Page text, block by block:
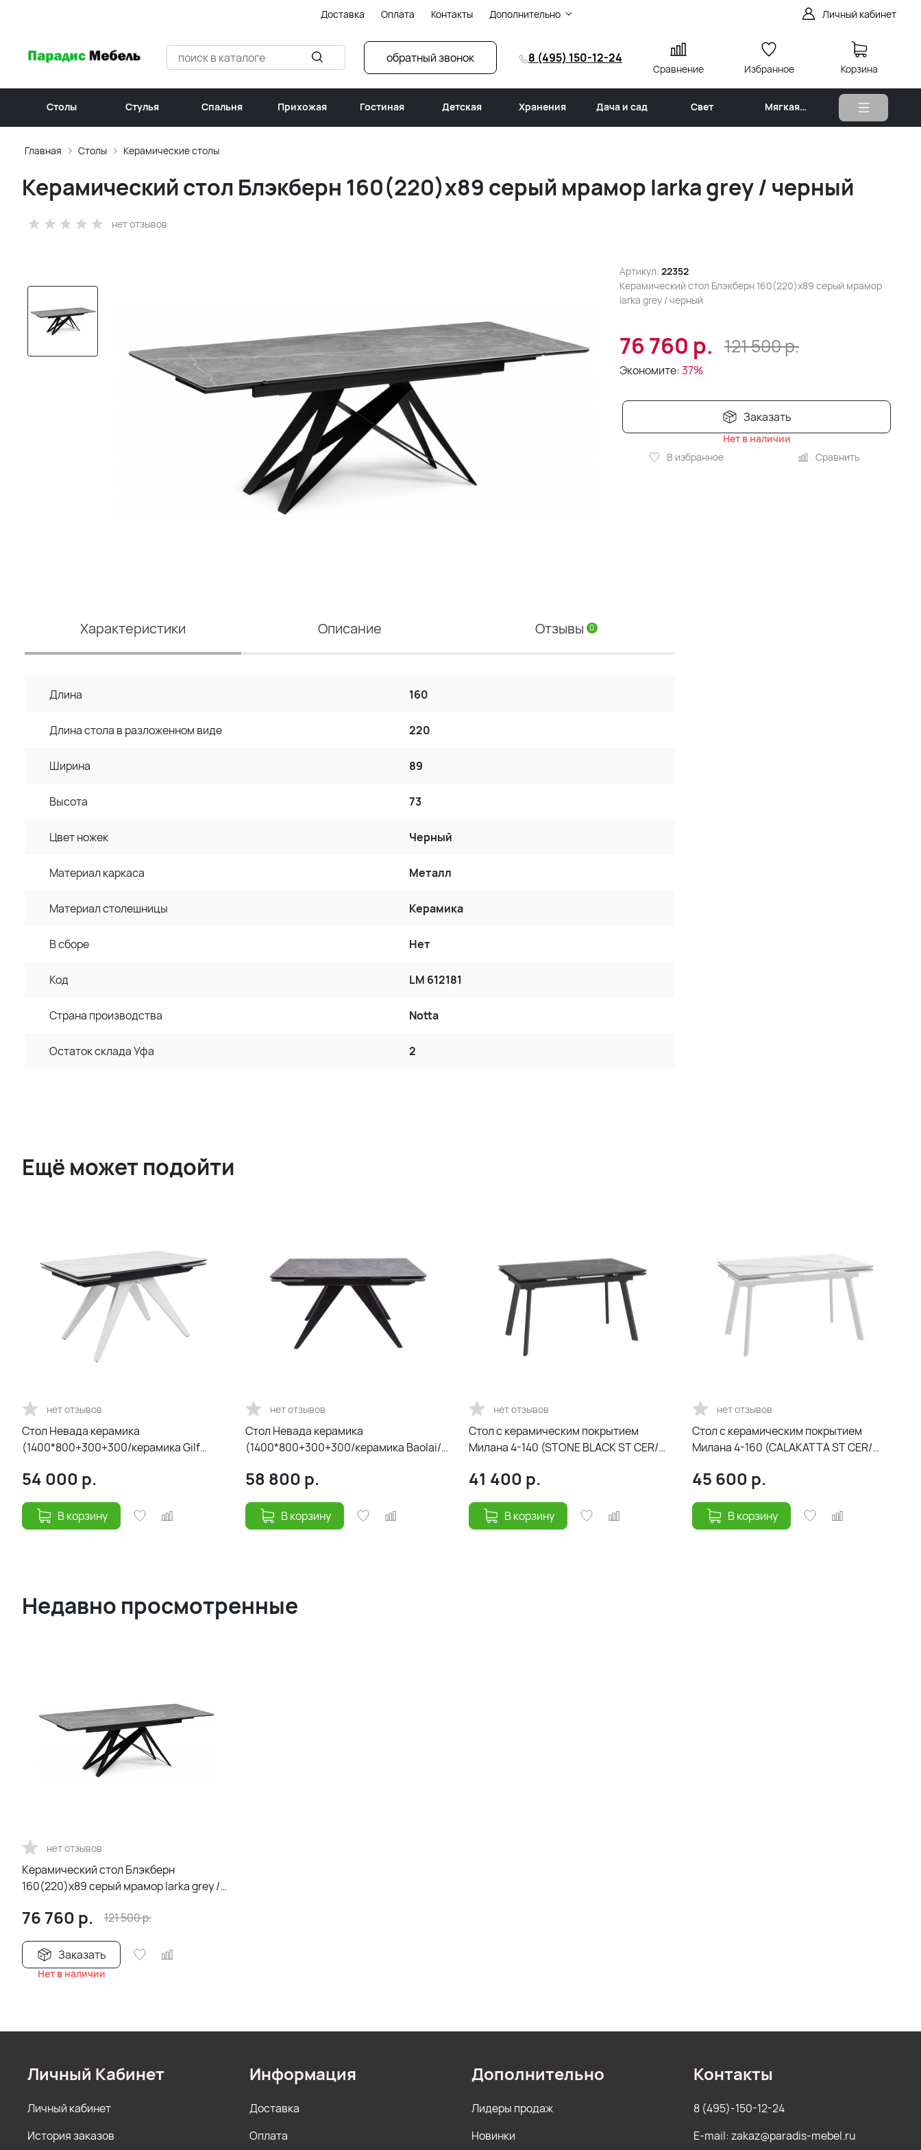
Доставка Оплата Контакты Дополнительно Личный кабинет
обратный звонок 8 (495) 150-12-24
Сравнение Избранное Корзина
Столы Стулья Спальня Прихожая Гостиная Детская Хранения Дача и сад Свет
Мягкая
Главная Столы Керамические столы
Керамический стол Блэкберн 160(220)х89 серый мрамор larka grey / черный
нет отзывов
Артикул: 22352
Керамический стол Блэкберн 160(220)х89 серый мрамор
larka grey / черный
76 760 р. 121 500р.
Экономите:37%
Заказать
Нет в наличии
В избранное
Сравнить
Характеристики Описание Отзывы 0
Длина 160
Длина стола в разложенном виде 220
Ширина 89
Высота 73
Цвет ножек Черный
Материал каркаса Металл
Материал столешницы Керамика
В сборе Нет
Код LM 612181
Страна производства Notta
Остаток склада Уфа 2
Ещё может подойти
нет отзывов
Стол Невада керамика
(1400*800+300+300/керамика Gilf
54 000 р.
В корзину
нет отзывов
Стол Невада керамика
(1400*800+300+300/керамика Baolai/
58 800 р.
В корзину
нет отзывов
Cтол с керамическим покрытием
Милана 4-140 (STONE BLACK ST CER/
41 400 р.
В корзину
нет отзывов
Cтол с керамическим покрытием
Милана 4-160 (CALAKATTA ST CER/
45 600 р.
В корзину
Недавно просмотренные
нет отзывов
Керамический стол Блэкберн
160(220)х89 серый мрамор larka grey /
76 760 р. 121 500р.
Заказать
Нет в наличии
Личный Кабинет
Личный кабинет
История заказов
Информация
Доставка
Оплата
Дополнительно
Лидеры продаж
Новинки
Контакты
8 (495)-150-12-24
E-mail: zakaz@paradis-mebel.ru